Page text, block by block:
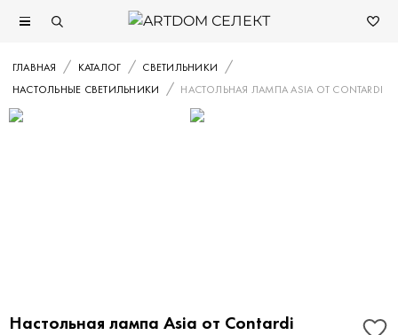
ГЛАВНАЯ КАТАЛОГ
СВЕТИЛЬНИКИ
НАСТОЛЬНЫЕ СВЕТИЛЬНИКИ
НАСТОЛЬНАЯ ЛАМПА ASIA ОТ CONTARDI
Настольная лампа Asia от Contardi